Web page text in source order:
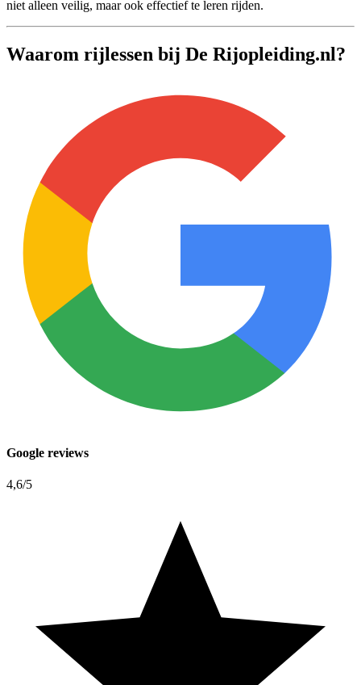
niet alleen veilig, maar ook effectief te leren rijden.
Waarom rijlessen bij De Rijopleiding.nl?
Google reviews
4,6/5